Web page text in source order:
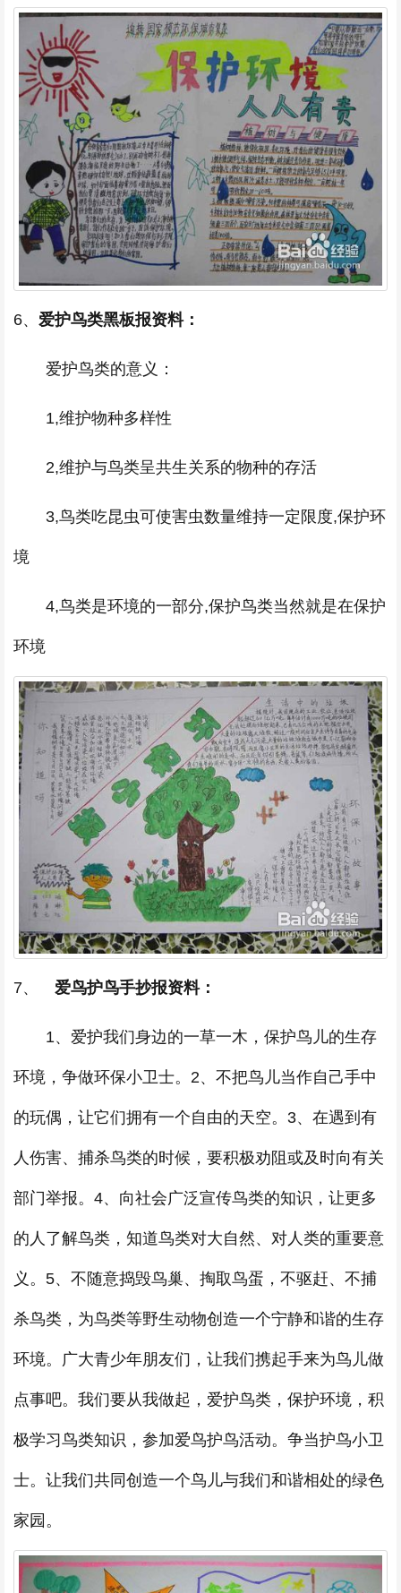
6、 爱护鸟类黑板报资料：
爱护鸟类的意义：
1,维护物种多样性
2,维护与鸟类呈共生关系的物种的存活
3,鸟类吃昆虫可使害虫数量维持一定限度,保护环
境
4,鸟类是环境的一部分,保护鸟类当然就是在保护
环境
7、 爱鸟护鸟手抄报资料：
1、爱护我们身边的一草一木，保护鸟儿的生存
环境，争做环保小卫士。2、不把鸟儿当作自己手中
的玩偶，让它们拥有一个自由的天空。3、在遇到有
人伤害、捕杀鸟类的时候，要积极劝阻或及时向有关
部门举报。4、向社会广泛宣传鸟类的知识，让更多
的人了解鸟类，知道鸟类对大自然、对人类的重要意
义。5、不随意捣毁鸟巢、掏取鸟蛋，不驱赶、不捕
杀鸟类，为鸟类等野生动物创造一个宁静和谐的生存
环境。广大青少年朋友们，让我们携起手来为鸟儿做
点事吧。我们要从我做起，爱护鸟类，保护环境，积
极学习鸟类知识，参加爱鸟护鸟活动。争当护鸟小卫
士。让我们共同创造一个鸟儿与我们和谐相处的绿色
家园。